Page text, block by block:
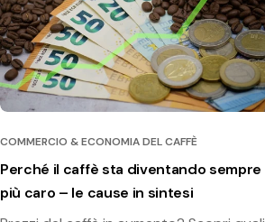
COMMERCIO & ECONOMIA DEL CAFFÈ
Perché il caffè sta diventando sempre
più caro – le cause in sintesi